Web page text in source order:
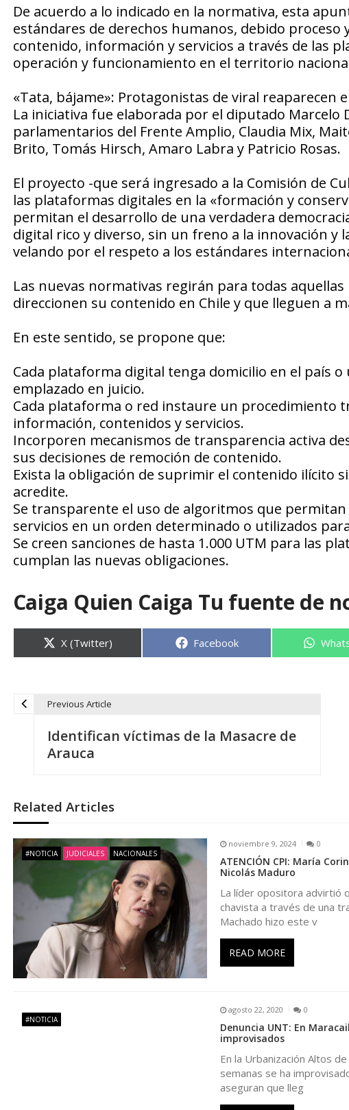
De acuerdo a lo indicado en la normativa, esta
estándares de derechos humanos, debido
contenido, información y servicios a través de las
operación y funcionamiento en el territorio
«Tata, bájame»: Protagonistas de viral reaparecen
La iniciativa fue elaborada por el diputado Marcelo
parlamentarios del Frente Amplio, Claudia Mix,
Brito, Tomás Hirsch, Amaro Labra y Patricio Rosas.
El proyecto -que será ingresado a la Comisión de
las plataformas digitales en la «formación y
permitan el desarrollo de una verdadera
digital rico y diverso, sin un freno a la innovación y
velando por el respeto a los estándares
Las nuevas normativas regirán para todas
direccionen su contenido en Chile y que lleguen a
En este sentido, se propone que:
Cada plataforma digital tenga domicilio en el país
emplazado en juicio.
Cada plataforma o red instaure un procedimiento
información, contenidos y servicios.
Incorporen mecanismos de transparencia activa
sus decisiones de remoción de contenido.
Exista la obligación de suprimir el contenido ilícito
acredite.
Se transparente el uso de algoritmos que
servicios en un orden determinado o utilizados
Se creen sanciones de hasta 1.000 UTM para las
cumplan las nuevas obligaciones.
Caiga Quien Caiga Tu fuente de
Compartir
en
X (Twitter) Compartir
Facebook
e
g
a
c
n
Previous Article
Identifican víctimas de la Masacre de
Arauca
Related Articles
#NOTICIA JUDICIALES NACIONALES
noviembre 9, 2024 0
ATENCIÓN CPI: María
Nicolás Maduro
La líder opositora advirtió
chavista a través de una
Machado hizo este v
READ MORE
#NOTICIA
agosto 22, 2020 0
Denuncia UNT: En
improvisados
En la Urbanización Altos
semanas se ha
aseguran que lleg